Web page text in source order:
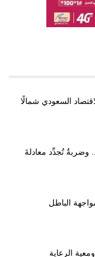
السعودي شمالًا
تُجدِّد معادلةَ
الباطل
الرعاية